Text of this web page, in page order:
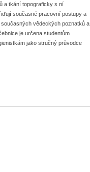
a tkání topograficky s ní
současné pracovní postupy a
vědeckých poznatků a
je určena studentům
jako stručný průvodce